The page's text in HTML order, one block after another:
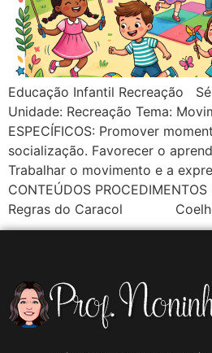
Educação Infantil Recreação
Unidade: Recreação Tema:
ESPECÍFICOS: Promover
socialização. Favorecer o
Trabalhar o movimento e a
CONTEÚDOS
Regras do Caracol